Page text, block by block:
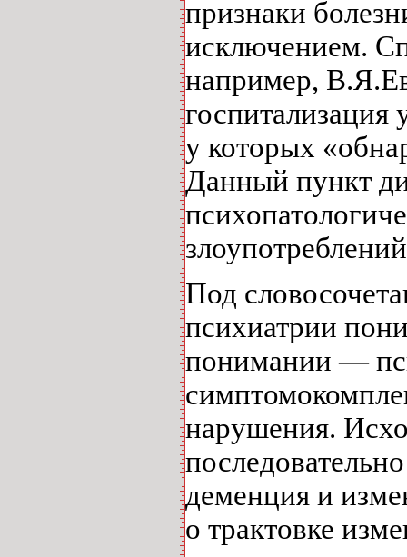
признаки
исключением.
например,
госпитализация
у которых
Данный пункт
Под
психиатрии
понимании —
нарушения.
деменция и
о трактовке